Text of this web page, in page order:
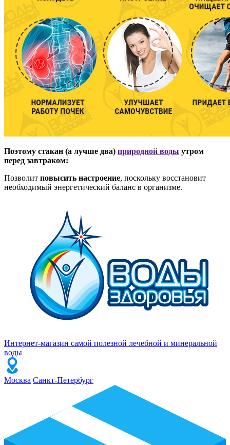
Поэтому стакан (а лучше два) природной воды утром
перед завтраком:
Позволит повысить настроение, поскольку восстановит
необходимый энергетический баланс в организме.
Интернет-магазин самой полезной лечебной и минеральной
воды
Москва Санкт-Петербург